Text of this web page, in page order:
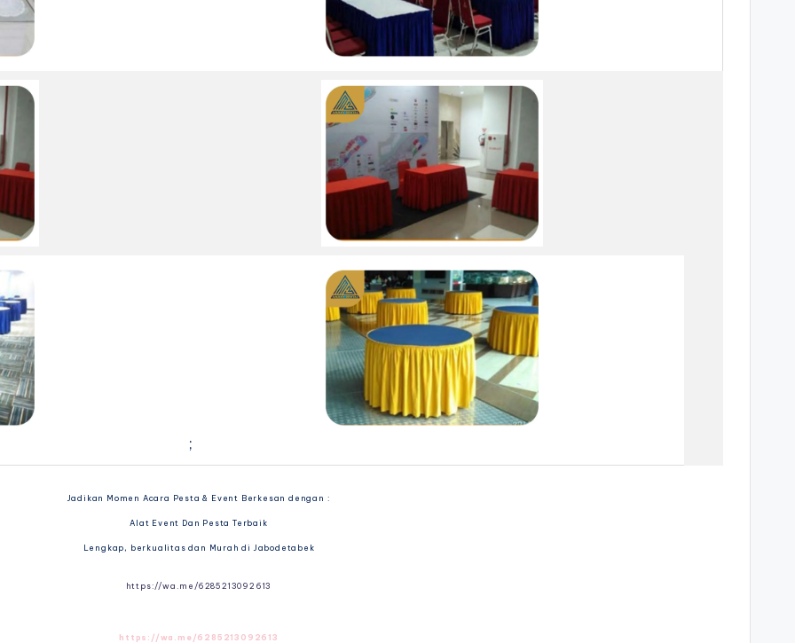
;
Jadikan Momen Acara Pesta & Event Berkesan dengan :
Alat Event Dan Pesta Terbaik
Lengkap, berkualitas dan Murah di Jabodetabek
https://wa.me/6285213092613
https://wa.me/6285213092613